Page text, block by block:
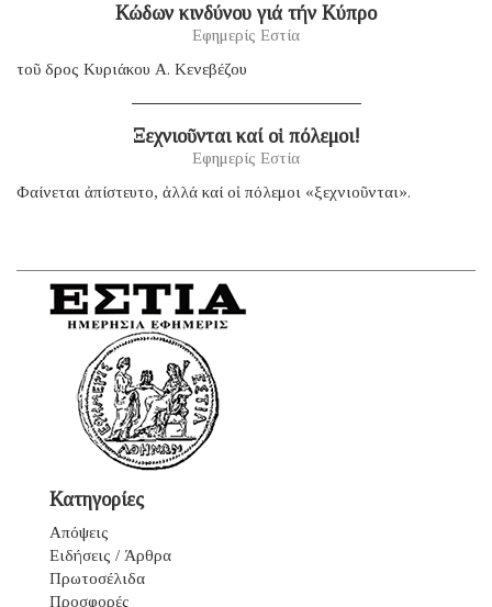
Κώδων κινδύνου γιά τήν Κύπρο
Εφημερίς Εστία
τοῦ δρος Κυριάκου Α. Κενεβέζου
Ξεχνιοῦνται καί οἱ πόλεμοι!
Εφημερίς Εστία
Φαίνεται ἀπίστευτο, ἀλλά καί οἱ πόλεμοι «ξεχνιοῦνται».
Κατηγορίες
Απόψεις
Ειδήσεις / Άρθρα
Πρωτοσέλιδα
Προσφορές